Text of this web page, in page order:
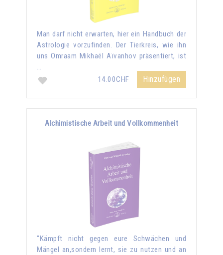
Man darf nicht erwarten, hier ein Handbuch der
Astrologie vorzufinden. Der Tierkreis, wie ihn
uns Omraam Mikhaël Aïvanhov präsentiert, ist
…
14.00CHF
Hinzufügen
Alchimistische Arbeit und Vollkommenheit
"Kämpft nicht gegen eure Schwächen und
Mängel an,sondern lernt, sie zu nutzen und an